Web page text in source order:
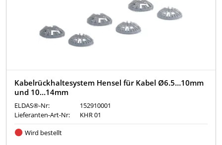
Kabelrückhaltesystem Hensel für Kabel Ø6.5…10mm
und 10…14mm
ELDAS®-Nr:
152910001
Lieferanten-Art-Nr:
KHR 01
Wird bestellt